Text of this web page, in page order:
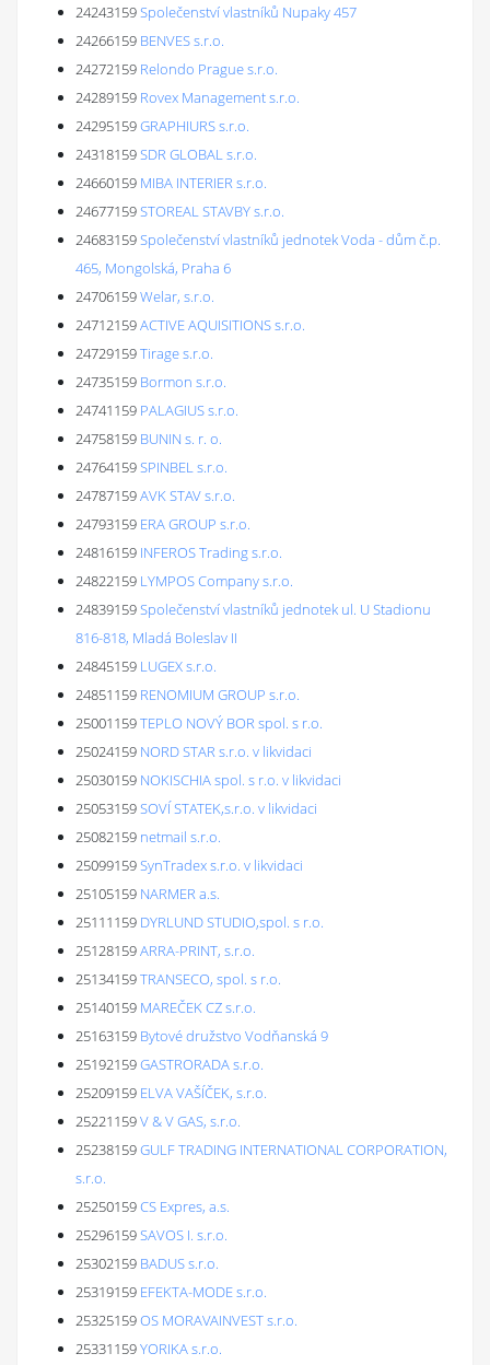
24243159Společenství vlastníků Nupaky 457
24266159 BENVES s.r.o.
24272159 Relondo Prague s.r.o.
24289159 Rovex Management s.r.o.
24295159GRAPHIURS s.r.o.
24318159SDR GLOBAL s.r.o.
24660159 MIBA INTERIER s.r.o.
24677159STOREAL STAVBY s.r.o.
24683159Společenství vlastníků jednotek Voda - dům č.p.
465, Mongolská, Praha 6
24706159Welar, s.r.o.
24712159ACTIVE AQUISITIONS s.r.o.
24729159Tirage s.r.o.
24735159 Bormon s.r.o.
24741159 PALAGIUS s.r.o.
24758159 BUNIN s. r. o.
24764159SPINBEL s.r.o.
24787159AVK STAV s.r.o.
24793159 ERA GROUP s.r.o.
24816159 INFEROS Trading s.r.o.
24822159 LYMPOS Company s.r.o.
24839159Společenství vlastníků jednotek ul. U Stadionu
816-818, Mladá Boleslav II
24845159 LUGEX s.r.o.
24851159 RENOMIUM GROUP s.r.o.
25001159TEPLO NOVÝ BOR spol. s r.o.
25024159 NORD STAR s.r.o. v likvidaci
25030159 NOKISCHIA spol. s r.o. v likvidaci
25053159SOVÍ STATEK,s.r.o. v likvidaci
25082159 netmail s.r.o.
25099159SynTradex s.r.o. v likvidaci
25105159 NARMER a.s.
25111159 DYRLUND STUDIO,spol. s r.o.
25128159ARRA-PRINT, s.r.o.
25134159TRANSECO, spol. s r.o.
25140159 MAREČEK CZ s.r.o.
25163159 Bytové družstvo Vodňanská 9
25192159GASTRORADA s.r.o.
25209159 ELVA VAŠÍČEK, s.r.o.
25221159V & V GAS, s.r.o.
25238159GULF TRADING INTERNATIONAL CORPORATION,
s.r.o.
25250159CS Expres, a.s.
25296159SAVOS I. s.r.o.
25302159 BADUS s.r.o.
25319159 EFEKTA-MODE s.r.o.
25325159OS MORAVAINVEST s.r.o.
25331159YORIKA s.r.o.